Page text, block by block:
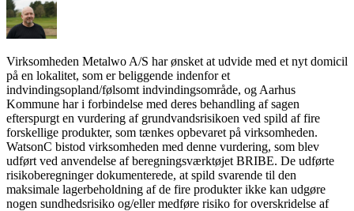
Virksomheden Metalwo A/S har ønsket at udvide med et nyt domicil
på en lokalitet, som er beliggende indenfor et
indvindingsopland/følsomt indvindingsområde, og Aarhus
Kommune har i forbindelse med deres behandling af sagen
efterspurgt en vurdering af grundvandsrisikoen ved spild af fire
forskellige produkter, som tænkes opbevaret på virksomheden.
WatsonC bistod virksomheden med denne vurdering, som blev
udført ved anvendelse af beregningsværktøjet BRIBE. De udførte
risikoberegninger dokumenterede, at spild svarende til den
maksimale lagerbeholdning af de fire produkter ikke kan udgøre
nogen sundhedsrisiko og/eller medføre risiko for overskridelse af